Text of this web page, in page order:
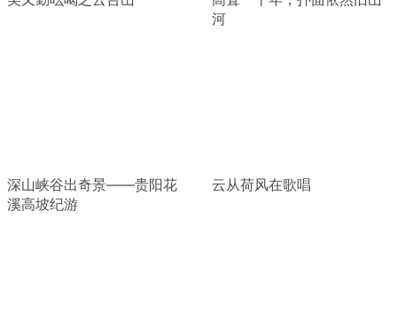
河
深山峡谷出奇景——贵阳花
溪高坡纪游
云从荷风在歌唱